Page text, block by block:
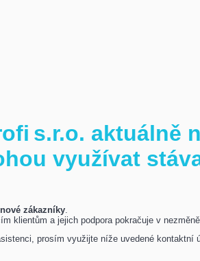
s.r.o. aktuálně
využívat
zákazníky.
klientům a jejich podpora pokračuje v
prosím využijte níže uvedené kontaktní